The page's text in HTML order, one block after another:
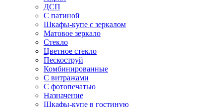
ДСП
С патиной
Шкафы-купе с зеркалом
Матовое зеркало
Стекло
Цветное стекло
Пескоструй
Комбинированные
С витражами
С фотопечатью
Назначение
Шкафы-купе в гостиную